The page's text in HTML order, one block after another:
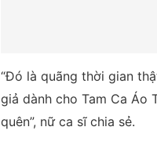
“Đó là quãng thời gian
giả dành cho Tam Ca Áo
quên”, nữ ca sĩ chia sẻ.